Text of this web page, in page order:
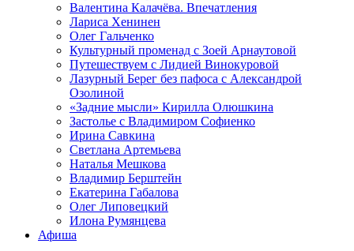
Валентина Калачёва. Впечатления
Лариса Хенинен
Олег Гальченко
Культурный променад с Зоей Арнаутовой
Путешествуем с Лидией Винокуровой
Лазурный Берег без пафоса с Александрой
Озолиной
«Задние мысли» Кирилла Олюшкина
Застолье с Владимиром Софиенко
Ирина Савкина
Светлана Артемьева
Наталья Мешкова
Владимир Берштейн
Екатерина Габалова
Олег Липовецкий
Илона Румянцева
Афиша